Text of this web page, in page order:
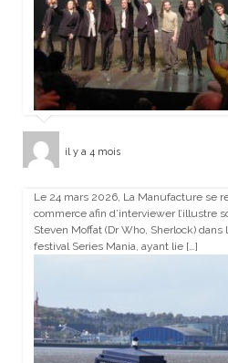
il y a 4 mois
Le 24 mars 2026, La Manufacture se
commerce afin d’interviewer l’illustre
Steven Moffat (Dr Who, Sherlock)
festival Series Mania, ayant lie […]